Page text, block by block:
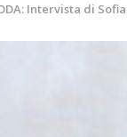
Intervista di